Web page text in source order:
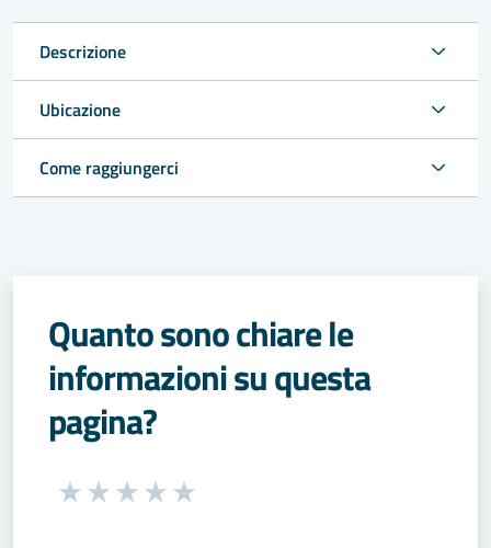
Descrizione
Ubicazione
Come raggiungerci
Quanto sono chiare le
informazioni su questa
pagina?
Seleziona una valutazione da 1 a 5 stelle